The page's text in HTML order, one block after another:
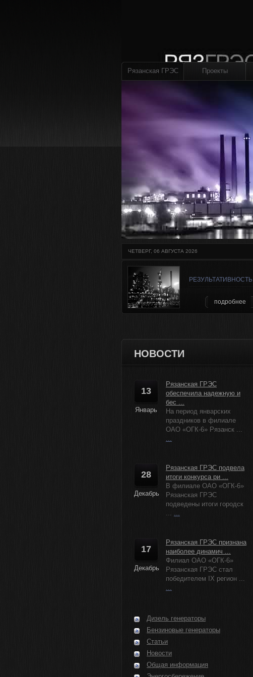
Рязанская ГРЭС Проекты
ЧЕТВЕРГ, 06 АВГУСТА 2026
РЕЗУЛЬТАТИВНОСТЬ
подробнее
НОВОСТИ
13
Январь
Рязанская ГРЭС
обеспечила надежную и
бес ...
На период январских
праздников в филиале
ОАО «ОГК-6» Рязанск ...
...
28
Декабрь
Рязанская ГРЭС подвела
итоги конкурса ри ...
В филиале ОАО «ОГК-6»
Рязанская ГРЭС
подведены итоги городск
... ...
17
Декабрь
Рязанская ГРЭС признана
наиболее динамич ...
Филиал ОАО «ОГК-6»
Рязанская ГРЭС стал
победителем IX регион ...
...
Дизель генераторы
Бензиновые генераторы
Статьи
Новости
Общая информация